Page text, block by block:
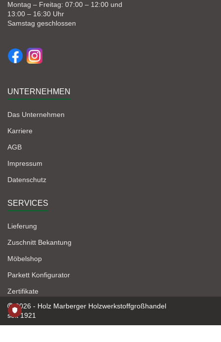
Montag – Freitag: 07:00 – 12:00 und
13:00 – 16:30 Uhr
Samstag geschlossen
UNTERNEHMEN
Das Unternehmen
Karriere
AGB
Impressum
Datenschutz
SERVICES
Lieferung
Zuschnitt Bekantung
Möbelshop
Parkett Konfigurator
Zertifikate
2026 - Holz Marberger Holzwerkstoffgroßhandel
seit 1921